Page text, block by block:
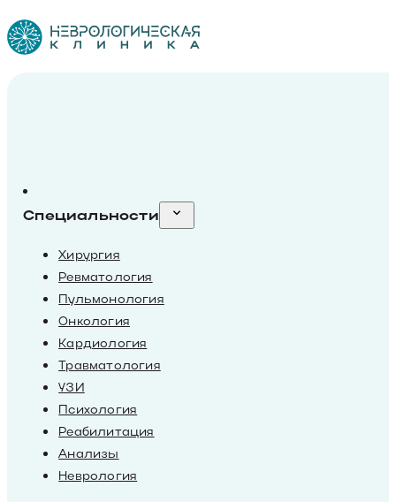
Специальности
Хирургия
Ревматология
Пульмонология
Онкология
Кардиология
Травматология
УЗИ
Психология
Реабилитация
Анализы
Неврология